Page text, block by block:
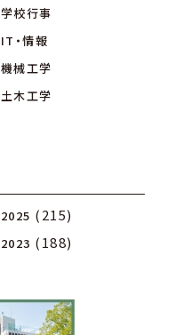
学校行事
IT・情報
機械工学
土木工学
2025 (215)
2023 (188)